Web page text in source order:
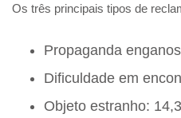
Os três principais tipos de
Propaganda
Dificuldade em
Objeto estranho: